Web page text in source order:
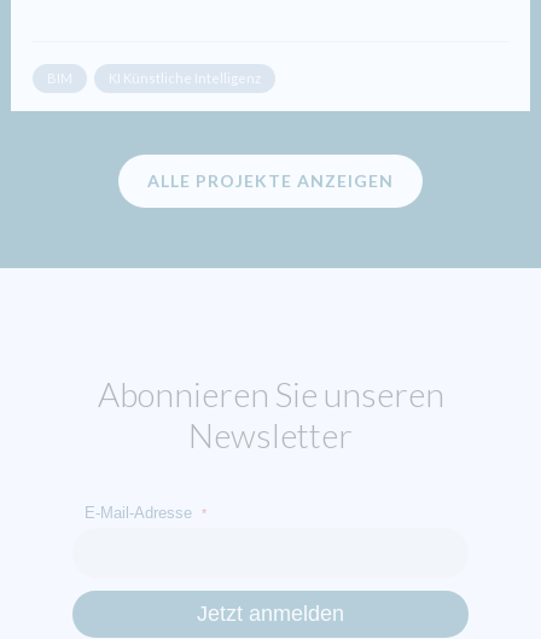
BIM KI Künstliche Intelligenz
ALLE PROJEKTE ANZEIGEN
Abonnieren Sie unseren
Newsletter
E-Mail-Adresse *